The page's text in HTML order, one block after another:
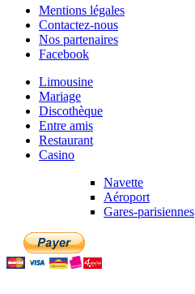
Mentions légales
Contactez-nous
Nos partenaires
Facebook
Limousine
Mariage
Discothèque
Entre amis
Restaurant
Casino
Navette
Aéroport
Gares-parisiennes